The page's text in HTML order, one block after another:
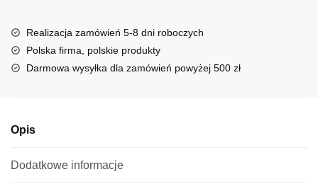
a
t
i
Realizacja zamówień 5-8 dni roboczych
Polska firma, polskie produkty
Darmowa wysyłka dla zamówień powyżej 500 zł
Opis
Dodatkowe informacje